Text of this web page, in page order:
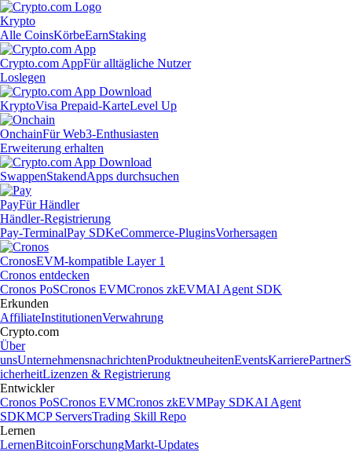
Krypto
Alle CoinsKörbeEarnStaking
Crypto.com AppFür alltägliche Nutzer
Loslegen
KryptoVisa Prepaid-KarteLevel Up
OnchainFür Web3-Enthusiasten
Erweiterung erhalten
SwappenStakendApps durchsuchen
PayFür Händler
Händler-Registrierung
Pay-TerminalPay SDKeCommerce-PluginsVorhersagen
CronosEVM-kompatible Layer 1
Cronos entdecken
Cronos PoSCronos EVMCronos zkEVMAI Agent SDK
Erkunden
AffiliateInstitutionenVerwahrung
Crypto.com
Über
unsUnternehmensnachrichtenProduktneuheitenEventsKarrierePartnerS
icherheitLizenzen & Registrierung
Entwickler
Cronos PoSCronos EVMCronos zkEVMPay SDKAI Agent
SDKMCP ServersTrading Skill Repo
Lernen
LernenBitcoinForschungMarkt-Updates